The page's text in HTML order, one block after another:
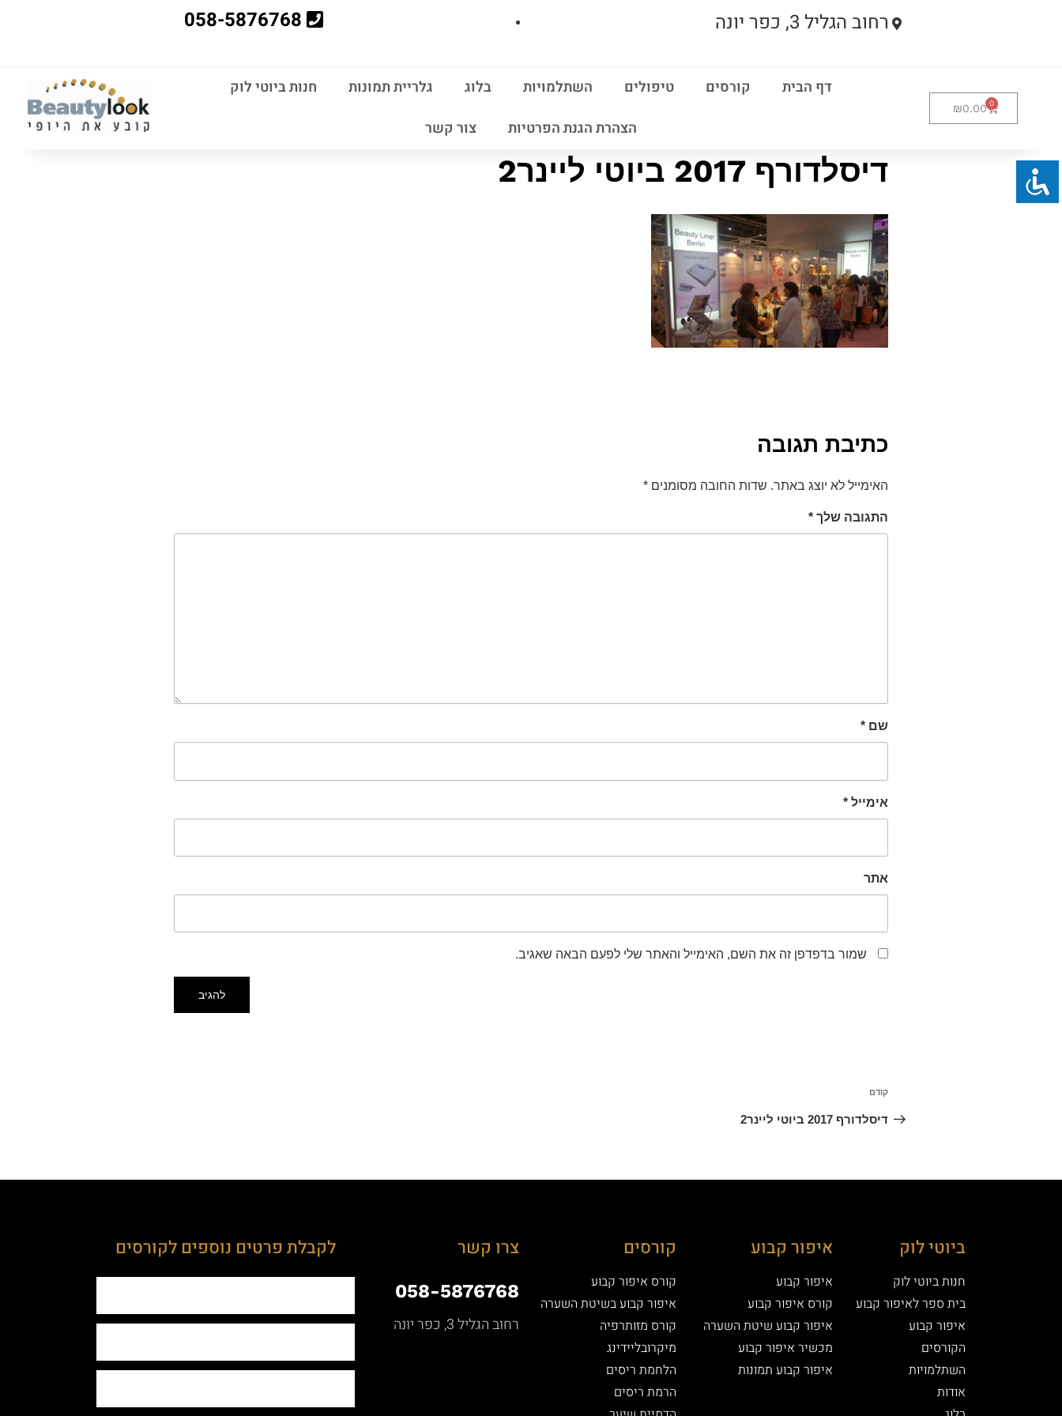
רחוב הגליל 3, כפר יונה 058-5876768
₪0.00
דף הבית קורסים טיפולים השתלמויות בלוג גלריית תמונות
חנות ביוטי לוק
הצהרת הגנת הפרטיות
צור קשר
דיסלדורף 2017 ביוטי ליינר2
כתיבת תגובה
האימייל לא יוצג באתר. שדות החובה מסומנים *
התגובה שלך *
שם *
אימייל *
אתר
שמור בדפדפן זה את השם, האימייל והאתר שלי לפעם הבאה שאגיב.
קודם
דיסלדורף 2017 ביוטי ליינר2
ביוטי לוק
חנות ביוטי לוק
בית ספר לאיפור קבוע
איפור קבוע
הקורסים
השתלמויות
אודות
איפור קבוע
איפור קבוע
קורס איפור קבוע
איפור קבוע שיטת השערה
מכשיר איפור קבוע
איפור קבוע תמונות
קורסים
קורס איפור קבוע
איפור קבוע בשיטת השערה
קורס מזותרפיה
מיקרובליידינג
הלחמת ריסים
הרמת ריסים
צרו קשר
058-5876768
רחוב הגליל 3, כפר יונה
לקבלת פרטים נוספים לקורסים